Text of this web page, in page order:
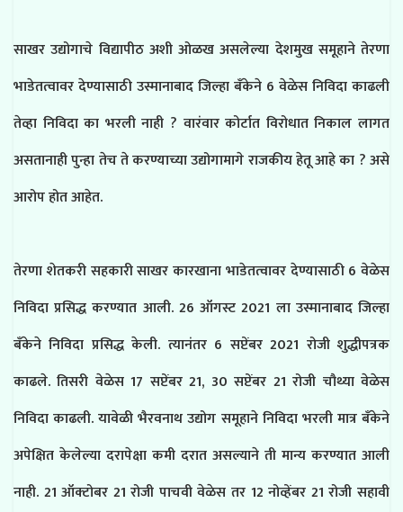
साखर उद्योगाचे विद्यापीठ अशी ओळख असलेल्या देशमुख समूहाने तेरणा
भाडेतत्वावर देण्यासाठी उस्मानाबाद जिल्हा बँकेने 6 वेळेस निविदा काढली
तेव्हा निविदा का भरली नाही ? वारंवार कोर्टात विरोधात निकाल लागत
असतानाही पुन्हा तेच ते करण्याच्या उद्योगामागे राजकीय हेतू आहे का ? असे
आरोप होत आहेत.
तेरणा शेतकरी सहकारी साखर कारखाना भाडेतत्वावर देण्यासाठी 6 वेळेस
निविदा प्रसिद्ध करण्यात आली. 26 ऑगस्ट 2021 ला उस्मानाबाद जिल्हा
बँकेने निविदा प्रसिद्ध केली. त्यानंतर 6 सप्टेंबर 2021 रोजी शुद्धीपत्रक
काढले. तिसरी वेळेस 17 सप्टेंबर 21, 30 सप्टेंबर 21 रोजी चौथ्या वेळेस
निविदा काढली. यावेळी भैरवनाथ उद्योग समूहाने निविदा भरली मात्र बँकेने
अपेक्षित केलेल्या दरापेक्षा कमी दरात असल्याने ती मान्य करण्यात आली
नाही. 21 ऑक्टोबर 21 रोजी पाचवी वेळेस तर 12 नोव्हेंबर 21 रोजी सहावी